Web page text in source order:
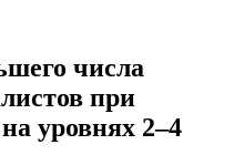
числа
при
уровнях 2–4